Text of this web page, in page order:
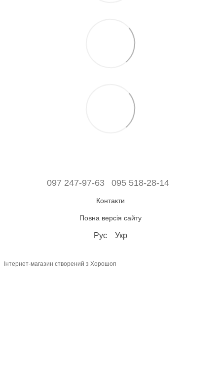
097 247-97-63 095 518-28-14
Контакти
Повна версія сайту
Рус Укр
Інтернет-магазин створений з Хорошоп